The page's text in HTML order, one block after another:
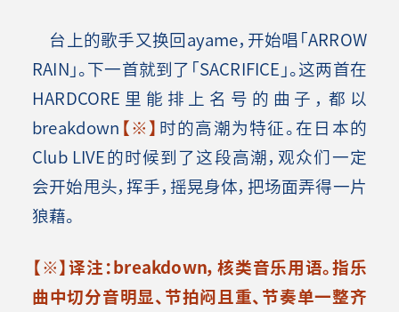
台上的歌手又换回ayame，开始唱「ARROW
RAIN」。下一首就到了「SACRIFICE」。这两首在
HARDCORE里能排上名号的曲子，都以
breakdown 【※】 时的高潮为特征。在日本的
Club LIVE的时候到了这段高潮，观众们一定
会开始甩头，挥手，摇晃身体，把场面弄得一片
狼藉。
【※】译注：breakdown，核类音乐用语。指乐
曲中切分音明显、节拍闷且重、节奏单一整齐